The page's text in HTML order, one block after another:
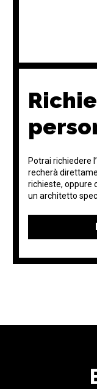
Potrai richiedere
recherà
richieste, oppure
un architetto